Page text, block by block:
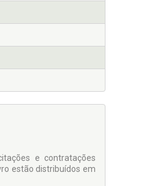
e contratações
estão distribuídos em